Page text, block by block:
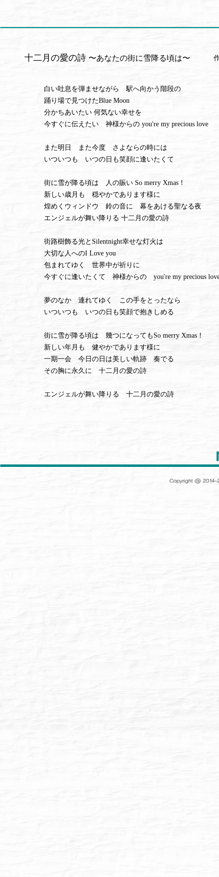
十二月の愛の詩 〜あなたの街に雪降る頃は〜
白い吐息を弾ませながら 駅へ向かう階段の
踊り場で見つけたBlue Moon
分かちあいたい 何気ない幸せを
今すぐに伝えたい 神様からの you're my precious love
また明日 また今度 さよならの時には
いついつも いつの日も笑顔に逢いたくて
街に雪が降る頃は 人の賑い So merry Xmas！
新しい歳月も 穏やかであります様に
煌めくウィンドウ 鈴の音に 幕をあける聖なる夜
エンジェルが舞い降りる 十二月の愛の詩
街路樹飾る光とSilentnight幸せな灯火は
大切な人へのI Love you
包まれてゆく 世界中が祈りに
今すぐに逢いたくて 神様からの you're my precious
夢のなか 連れてゆく この手をとったなら
いついつも いつの日も笑顔で抱きしめる
街に雪が降る頃は 幾つになってもSo merry Xmas！
新しい年月も 健やかであります様に
一期一会 今日の日は美しい軌跡 奏でる
その胸に永久に 十二月の愛の詩
エンジェルが舞い降りる 十二月の愛の詩